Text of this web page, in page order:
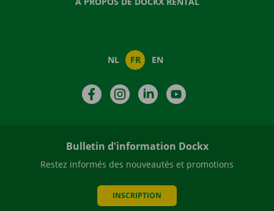
NL FR EN
FacebookInstagramLinkedIn
Bulletin d'information Dockx
Restez informés des nouveautés et promotions
INSCRIPTION